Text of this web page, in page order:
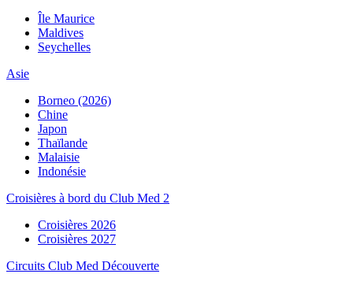
Île Maurice
Maldives
Seychelles
Asie
Borneo (2026)
Chine
Japon
Thaïlande
Malaisie
Indonésie
Croisières à bord du Club Med 2
Croisières 2026
Croisières 2027
Circuits Club Med Découverte